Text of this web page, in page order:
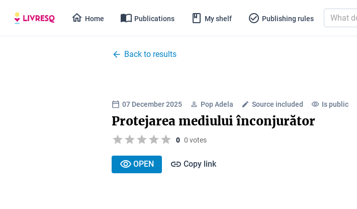
Home Publications My shelf Publishing rules
Back to results
07 December 2025 Pop Adela Source included Is public
Protejarea mediului înconjurător
0 0 votes
OPEN Copy link